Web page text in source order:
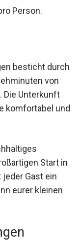
besticht
stilvoll
Start
jeder Gast
eurer